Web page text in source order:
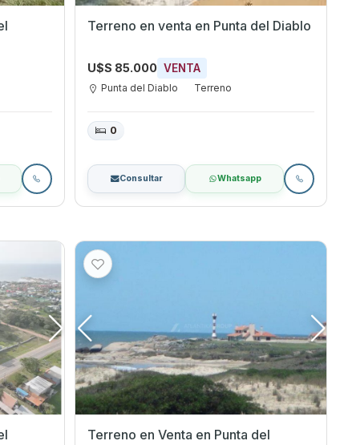
Terreno en venta en Punta del Diablo
U$S 85.000 VENTA
Punta del Diablo Terreno
0
Consultar Whatsapp
Terreno en Venta en Punta del